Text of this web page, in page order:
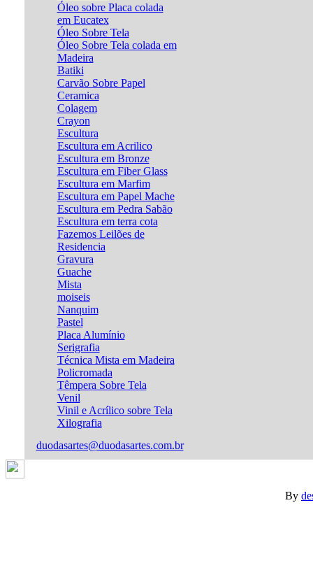
Óleo sobre Placa colada
em Eucatex
Óleo Sobre Tela
Óleo Sobre Tela colada em
Madeira
Batiki
Carvão Sobre Papel
Ceramica
Colagem
Crayon
Escultura
Escultura em Acrilico
Escultura em Bronze
Escultura em Fiber Glass
Escultura em Marfim
Escultura em Papel Mache
Escultura em Pedra Sabão
Escultura em terra cota
Fazemos Leilões de
Residencia
Gravura
Guache
Mista
moiseis
Nanquim
Pastel
Placa Alumínio
Serigrafia
Técnica Mista em Madeira
Policromada
Têmpera Sobre Tela
Venil
Vinil e Acrílico sobre Tela
Xilografia
duodasartes@duodasartes.com.br
By